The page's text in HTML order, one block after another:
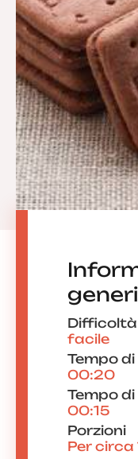
Difficoltà
facile
Tempo
00:20
Tempo
00:15
Porzioni
Per